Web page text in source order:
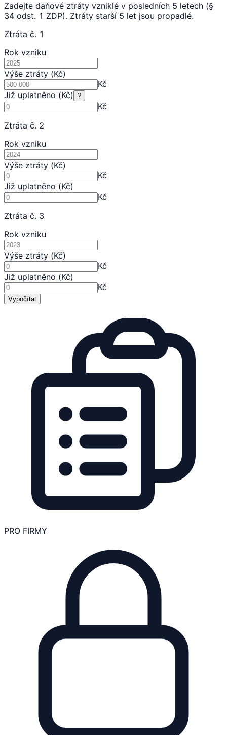
Zadejte daňové ztráty vzniklé v posledních 5 letech (§
34 odst. 1 ZDP). Ztráty starší 5 let jsou propadlé.
Ztráta č. 1
Rok vzniku
Výše ztráty (Kč)
Kč
Již uplatněno (Kč)
?
Kč
Ztráta č. 2
Rok vzniku
Výše ztráty (Kč)
Kč
Již uplatněno (Kč)
Kč
Ztráta č. 3
Rok vzniku
Výše ztráty (Kč)
Kč
Již uplatněno (Kč)
Kč
Vypočítat
PRO FIRMY